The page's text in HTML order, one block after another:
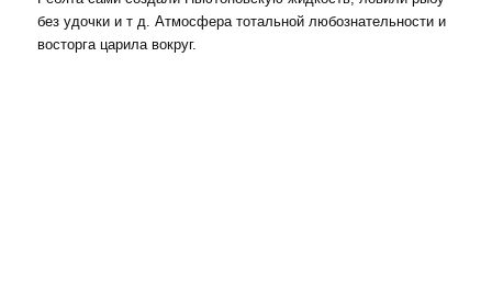
без удочки и т д. Атмосфера тотальной любознательности и
восторга царила вокруг.